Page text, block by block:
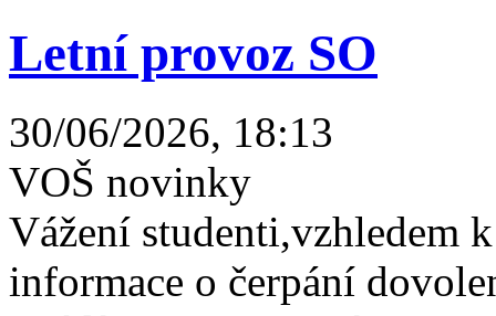
Letní provoz SO
30/06/2026, 18:13
VOŠ novinky
Vážení studenti,vzhledem
informace o čerpání